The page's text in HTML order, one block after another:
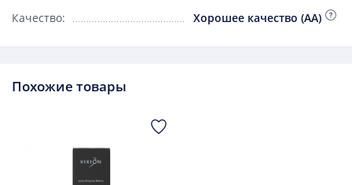
Качество:
Хорошее качество (AA)
Похожие товары